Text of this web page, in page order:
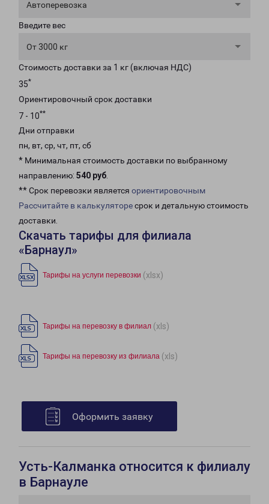
Автоперевозка
Введите вес
От 3000 кг
Стоимость доставки за 1 кг (включая НДС)
35*
Ориентировочный срок доставки
7 - 10**
Дни отправки
пн, вт, ср, чт, пт, сб
* Минимальная стоимость доставки по выбранному
направлению: 540 руб.
** Срок перевозки является ориентировочным
Рассчитайте в калькуляторесрок и детальную стоимость
доставки.
Скачать тарифы для филиала
«Барнаул»
Тарифы на услуги перевозки (xlsx)
Тарифы на перевозку в филиал (xls)
Тарифы на перевозку из филиала (xls)
Оформить заявку
Усть-Калманка относится к филиалу
в Барнауле